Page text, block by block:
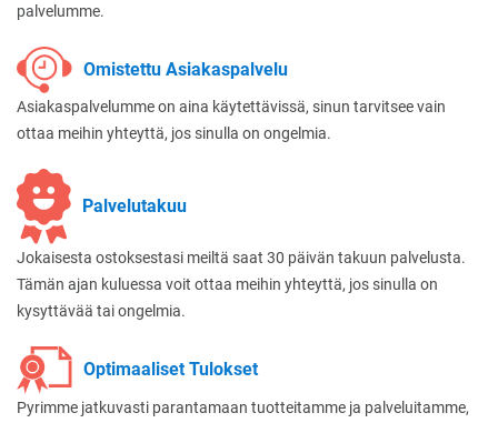
palvelumme.
Omistettu Asiakaspalvelu
Asiakaspalvelumme on aina käytettävissä, sinun tarvitsee vain
ottaa meihin yhteyttä, jos sinulla on ongelmia.
Palvelutakuu
Jokaisesta ostoksestasi meiltä saat 30 päivän takuun palvelusta.
Tämän ajan kuluessa voit ottaa meihin yhteyttä, jos sinulla on
kysyttävää tai ongelmia.
Optimaaliset Tulokset
Pyrimme jatkuvasti parantamaan tuotteitamme ja palveluitamme,